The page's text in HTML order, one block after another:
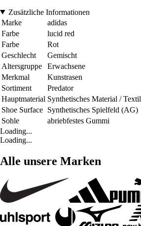
Zusätzliche Informationen
Marke
adidas
Farbe
lucid red
Farbe
Rot
Geschlecht
Gemischt
Altersgruppe
Erwachsene
Merkmal
Kunstrasen
Sortiment
Predator
Hauptmaterial Synthetisches Material / Textil
Shoe Surface Synthetisches Spielfeld (AG)
Sohle
abriebfestes Gummi
Loading...
Loading...
Alle unsere Marken